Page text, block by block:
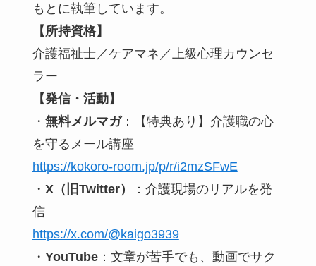
もとに執筆しています。
【所持資格】
介護福祉士／ケアマネ／上級心理カウンセ
ラー
【発信・活動】
・ 無料メルマガ：【特典あり】介護職の心
を守るメール講座
https://kokoro-room.jp/p/r/i2mzSFwE
・ X（旧Twitter）
：介護現場のリアルを発
信
https://x.com/@kaigo3939
・ YouTube：文章が苦手でも、動画でサク